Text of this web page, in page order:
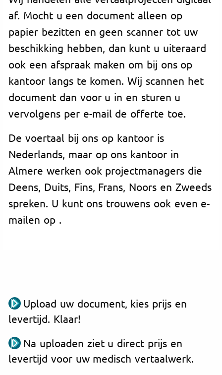
af. Mocht u een document alleen op
papier bezitten en geen scanner tot uw
beschikking hebben, dan kunt u uiteraard
ook een afspraak maken om bij ons op
kantoor langs te komen. Wij scannen het
document dan voor u in en sturen u
vervolgens per e-mail de offerte toe.
De voertaal bij ons op kantoor is
Nederlands, maar op ons kantoor in
Almere werken ook projectmanagers die
Deens, Duits, Fins, Frans, Noors en Zweeds
spreken. U kunt ons trouwens ook even e-
mailen op .
Upload uw document, kies prijs en
levertijd. Klaar!
Na uploaden ziet u direct prijs en
levertijd voor uw medisch vertaalwerk.